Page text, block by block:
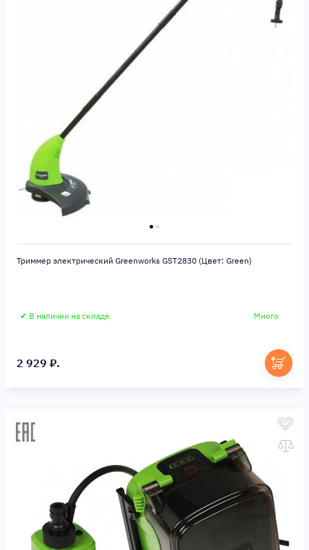
Триммер электрический Greenworks GST2830 (Цвет: Green)
✔ В наличии на складе Много
2 929 ₽.